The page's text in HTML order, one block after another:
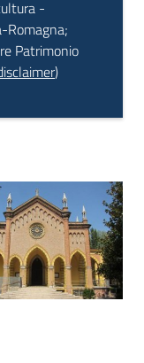
-
Romagna;
Patrimonio
)